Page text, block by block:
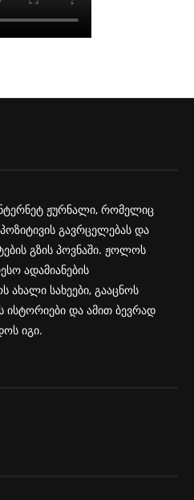
ჟურნალი, რომელიც
გავრცელებას და
გზის პოვნაში. ჟოლოს
ადამიანების
ახალი სახეები, გააცნოს
ისტორიები და ამით ბევრად
იგი.